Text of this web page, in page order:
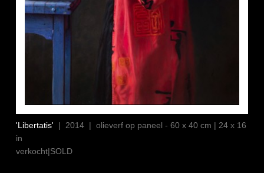
'Libertatis' | 2014 | olieverf op paneel - 60 x 40 cm | 24 x 16
in
verkocht|SOLD